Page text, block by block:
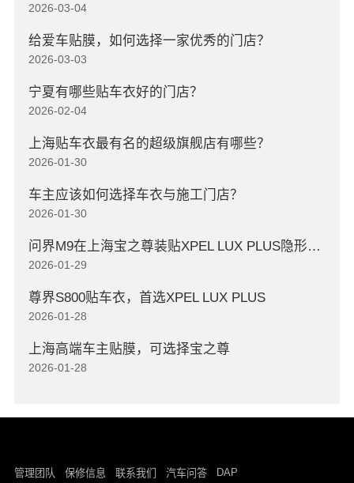
2026-03-04
给爱车贴膜，如何选择一家优秀的门店？
2026-03-03
宁夏有哪些贴车衣好的门店？
2026-02-04
上海贴车衣最有名的超级旗舰店有哪些？
2026-01-30
车主应该如何选择车衣与施工门店？
2026-01-30
问界M9在上海宝之尊装贴XPEL LUX PLUS隐形车衣
2026-01-29
尊界S800贴车衣，首选XPEL LUX PLUS
2026-01-28
上海高端车主贴膜，可选择宝之尊
2026-01-28
管理团队 保修信息 联系我们 汽车问答 DAP